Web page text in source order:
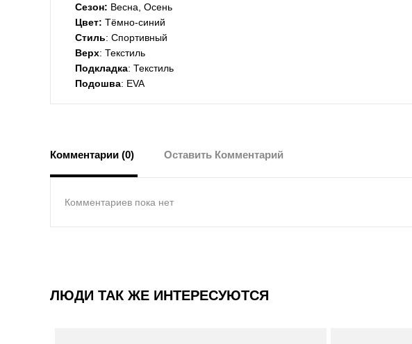
Сезон: Весна, Осень
Цвет: Тёмно-синий
Стиль: Спортивный
Верх: Текстиль
Подкладка: Текстиль
Подошва: EVA
Комментарии (0) Оставить Комментарий
Комментариев пока нет
ЛЮДИ ТАК ЖЕ ИНТЕРЕСУЮТСЯ